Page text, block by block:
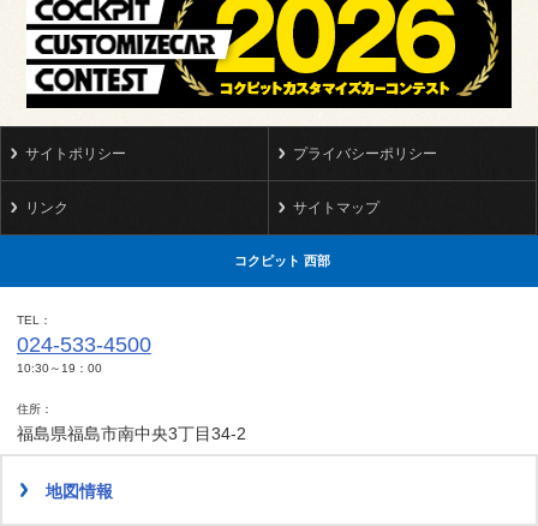
サイトポリシー プライバシーポリシー
リンク サイトマップ
コクピット 西部
TEL
024-533-4500
10:30～19：00
住所
福島県福島市南中央3丁目34-2
地図情報